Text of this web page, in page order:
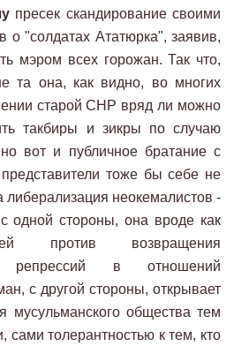
пресек скандирование своими
о "солдатах Ататюрка", заявив,
мэром всех горожан. Так что,
та она, как видно, во многих
старой CHP вряд ли можно
такбиры и зикры по случаю
вот и публичное братание с
тоже бы себе не
либерализация неокемалистов -
одной стороны, она вроде как
против возвращения
репрессий в отношений
с другой стороны, открывает
мусульманского общества тем
сами толерантностью к тем, кто